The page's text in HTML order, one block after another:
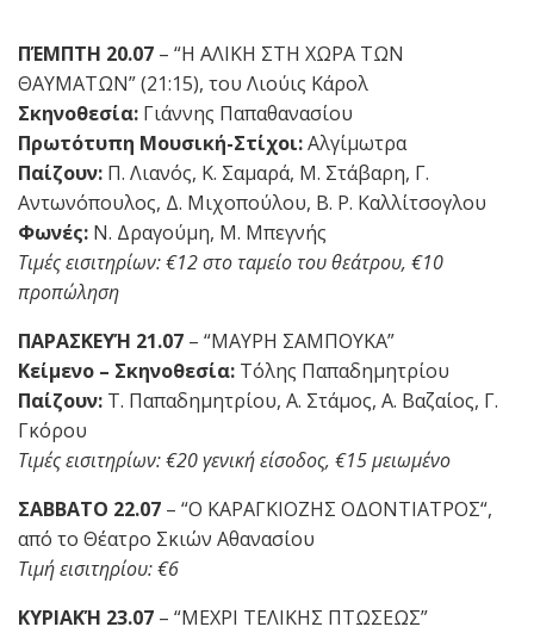
ΠΈΜΠΤΗ 20.07 – “Η ΑΛΙΚΗ ΣΤΗ ΧΩΡΑ ΤΩΝ
ΘΑΥΜΑΤΩΝ” (21:15), του Λιούις Κάρολ
Σκηνοθεσία: Γιάννης Παπαθανασίου
Πρωτότυπη Μουσική-Στίχοι:Αλγίμωτρα
Παίζουν: Π. Λιανός, Κ. Σαμαρά, Μ. Στάβαρη, Γ.
Αντωνόπουλος, Δ. Μιχοπούλου, Β. Ρ. Καλλίτσογλου
Φωνές: Ν. Δραγούμη, Μ. Μπεγνής
Τιμές εισιτηρίων: €12 στο ταμείο του θεάτρου, €10
προπώληση
ΠΑΡΑΣΚΕΥΉ 21.07 – “ΜΑΥΡΗ ΣΑΜΠΟΥΚΑ”
Κείμενο – Σκηνοθεσία: Τόλης Παπαδημητρίου
Παίζουν: Τ. Παπαδημητρίου, Α. Στάμος, Α. Βαζαίος, Γ.
Γκόρου
Τιμές εισιτηρίων: €20 γενική είσοδος, €15 μειωμένο
ΣΑΒΒΑΤΟ 22.07 – “Ο ΚΑΡΑΓΚΙΟΖΗΣ ΟΔΟΝΤΙΑΤΡΟΣ“,
από το Θέατρο Σκιών Αθανασίου
Τιμή εισιτηρίου: €6
ΚΥΡΙΑΚΉ 23.07 – “ΜΕΧΡΙ ΤΕΛΙΚΗΣ ΠΤΩΣΕΩΣ”